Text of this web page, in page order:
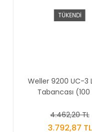
TÜKENDİ
Weller 9200 UC-3
Tabancası (100
4.462,20 TL
3.792,87 TL